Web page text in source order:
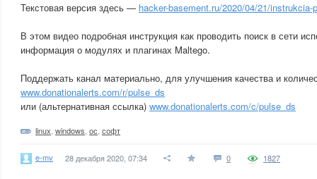
Текстовая версия здесь — hacker-basement.ru/2020/04/21/
В этом видео подробная инструкция как проводить поиск в сети
информация о модулях и плагинах Maltego.
Поддержать канал материально, для улучшения качества и
www.donationalerts.com/r/pulse_ds
или (альтернативная ссылка) www.donationalerts.com/c/pulse_ds
linux windows ос софт
e-mv 28 декабря 2020, 07:34 0 1827